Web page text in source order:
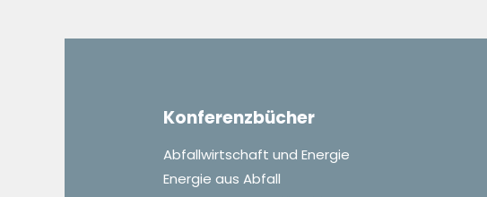
Konferenzbücher
Abfallwirtschaft und Energie
Energie aus Abfall